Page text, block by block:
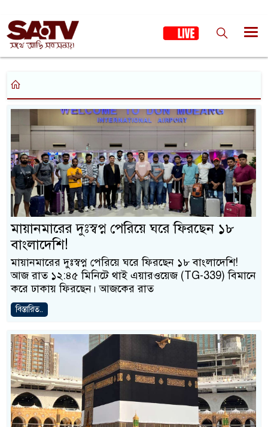
মায়ানমারের দুঃস্বপ্ন পেরিয়ে ঘরে ফিরছেন ১৮
বাংলাদেশি!
মায়ানমারের দুঃস্বপ্ন পেরিয়ে ঘরে ফিরছেন ১৮ বাংলাদেশি!
আজ রাত ১২:৪৫ মিনিটে থাই এয়ারওয়েজ (TG-339) বিমানে
করে ঢাকায় ফিরছেন। আজকের রাত
বিস্তারিত..